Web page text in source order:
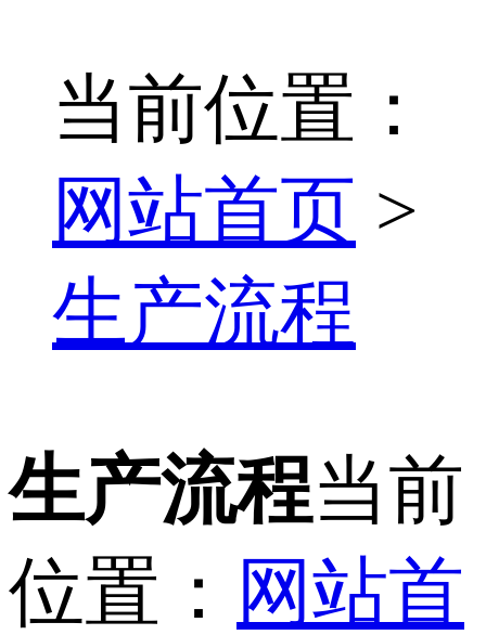
当前位置：
网站首页 >
生产流程
生产流程当前
位置： 网站首